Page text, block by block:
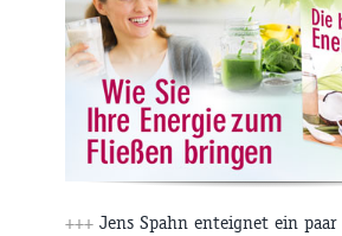
+++ Jens Spahn enteignet ein paar